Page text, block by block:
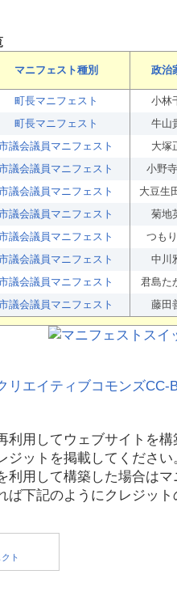
マニフェスト種別 政治
町長マニフェスト 小林
町長マニフェスト 牛山
議会議員マニフェスト 大塚
議会議員マニフェスト 小野
議会議員マニフェスト 大豆生
議会議員マニフェスト 菊地
議会議員マニフェスト つも
議会議員マニフェスト 中川
議会議員マニフェスト 君島た
議会議員マニフェスト 藤田
リエイティブコモンズCC-
利用してウェブサイトを構
ットを掲載してください
利用して構築した場合は
ば下記のようにクレジット